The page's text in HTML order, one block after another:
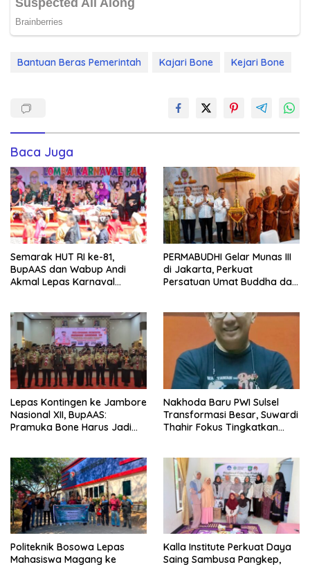
Bantuan Beras Pemerintah Kajari Bone Kejari Bone
Baca Juga
Semarak HUT RI ke-81,
BupAAS dan Wabup Andi
Akmal Lepas Karnaval
PERMABUDHI Gelar Munas III
di Jakarta, Perkuat
Persatuan Umat Buddha dan
Lepas Kontingen ke Jambore
Nasional XII, BupAAS:
Pramuka Bone Harus Jadi
Nakhoda Baru PWI Sulsel
Transformasi Besar, Suwardi
Thahir Fokus Tingkatkan
Politeknik Bosowa Lepas
Mahasiswa Magang ke
Kalla Institute Perkuat Daya
Saing Sambusa Pangkep,